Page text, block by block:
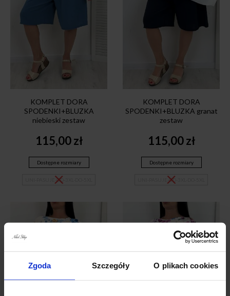
Zgoda Szczegóły O plikach cookies
KOMPLET DORA
SPODENKI+BLUZKA
niebieski zestaw
115,00zł
Dostępne rozmiary
UNI-PASUJE-OD-3XL-DO-5XL
KOMPLET DORA
SPODENKI+BLUZKA granat
zestaw
115,00zł
Dostępne rozmiary
UNI-PASUJE-OD-3XL-DO-5XL